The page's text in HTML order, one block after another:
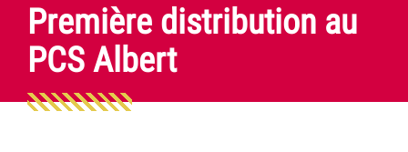
Première distribution au
PCS Albert